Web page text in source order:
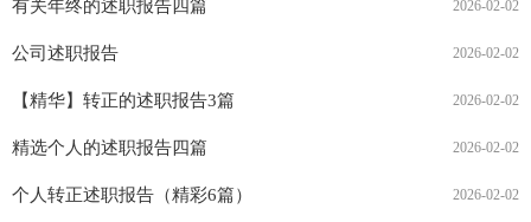
有关年终的述职报告四篇 2026-02-02
公司述职报告 2026-02-02
【精华】转正的述职报告3篇 2026-02-02
精选个人的述职报告四篇 2026-02-02
个人转正述职报告（精彩6篇） 2026-02-02